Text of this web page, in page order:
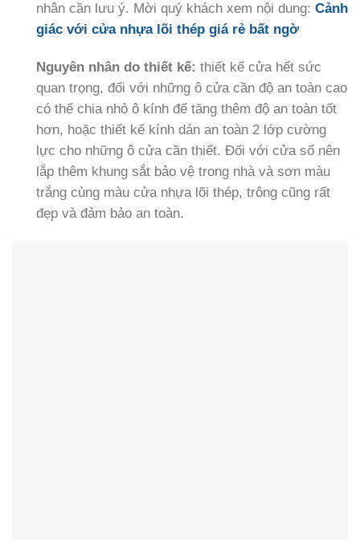
nhân cần lưu ý. Mời quý khách xem nội dung: Cảnh
giác với cửa nhựa lõi thép giá rẻ bất ngờ
Nguyên nhân do thiết kế: thiết kế cửa hết sức
quan trọng, đối với những ô cửa cần độ an toàn cao
có thể chia nhỏ ô kính để tăng thêm độ an toàn tốt
hơn, hoặc thiết kế kính dán an toàn 2 lớp cường
lực cho những ô cửa cần thiết. Đối với cửa sổ nên
lắp thêm khung sắt bảo vệ trong nhà và sơn màu
trắng cùng màu cửa nhựa lõi thép, trông cũng rất
đẹp và đảm bảo an toàn.